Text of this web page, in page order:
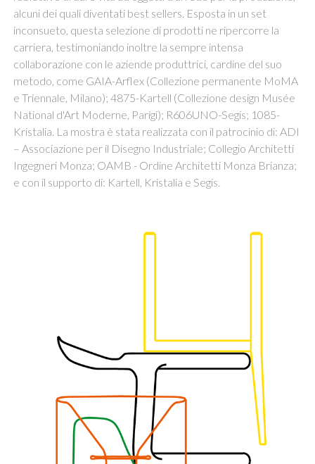
alcuni dei quali diventati best sellers. Esposta in un set
inconsueto, questa selezione di prodotti ne ripercorre la
carriera, testimoniando inoltre la sempre intensa
collaborazione con le aziende produttrici, cardine del suo
metodo, come GAIA-Arflex (Collezione permanente MoMA
e Triennale, Milano); 4875-Kartell (Collezione design Musée
National d'Art Moderne, Parigi); R606UNO-Segis; 1085-
Kristalia. La mostra è stata realizzata con il patrocinio di: ADI
– Associazione per il Disegno Industriale; Collegio Architetti
Ingegneri Monza; OAMB - Ordine Architetti Monza Brianza;
e con il supporto di: Kartell, Kristalia e Segis.